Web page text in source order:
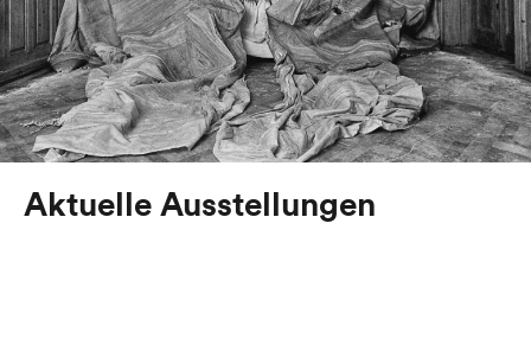
Aktuelle Ausstellungen